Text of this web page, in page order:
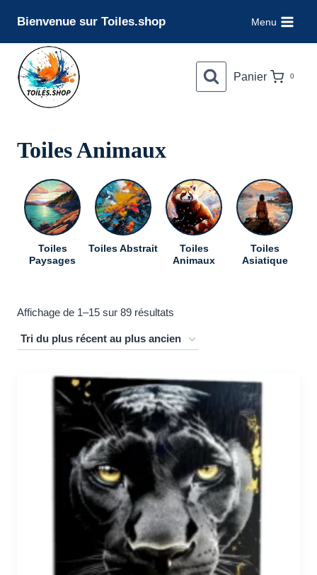
contenu
Bienvenue sur Toiles.shop Menu
Panier 0
Toiles Animaux
Toiles
Paysages
Toiles Abstrait
Toiles
Animaux
Toiles
Asiatique
Affichage de 1–15 sur 89 résultats
plus
au
plus
ancien